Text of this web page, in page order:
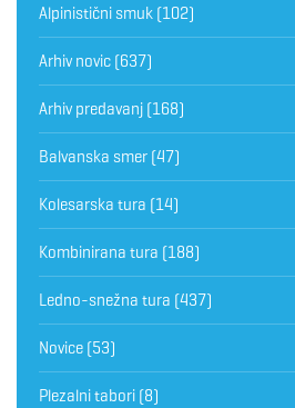
Alpinistični smuk (102)
Arhiv novic (637)
Arhiv predavanj (168)
Balvanska smer (47)
Kolesarska tura (14)
Kombinirana tura (188)
Ledno-snežna tura (437)
Novice (53)
Plezalni tabori (8)